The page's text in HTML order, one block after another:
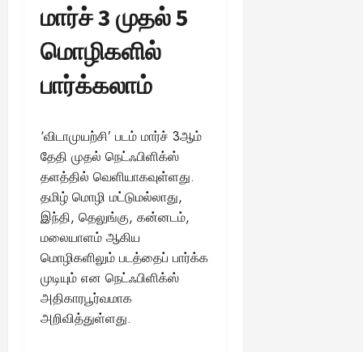
மார்ச் 3 முதல் 5
மொழிகளில்
பார்க்கலாம்
‘விடாமுயற்சி’ படம் மார்ச் 3ஆம்
தேதி முதல் நெட்ஃபிளிக்ஸ்
தளத்தில் வெளியாகவுள்ளது.
தமிழ் மொழி மட்டுமல்லாது,
இந்தி, தெலுங்கு, கன்னடம்,
மலையாளம் ஆகிய
மொழிகளிலும் படத்தைப் பார்க்க
முடியும் என நெட்ஃபிளிக்ஸ்
அதிகாரபூர்வமாக
அறிவித்துள்ளது.